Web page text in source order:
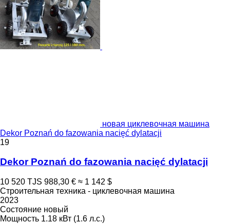
новая циклевочная машина
Dekor Poznań do fazowania nacięć dylatacji
19
Dekor Poznań do fazowania nacięć dylatacji
10 520 TJS 988,30 € ≈ 1 142 $
Строительная техника - циклевочная машина
2023
Состояние новый
Мощность 1.18 кВт (1.6 л.с.)